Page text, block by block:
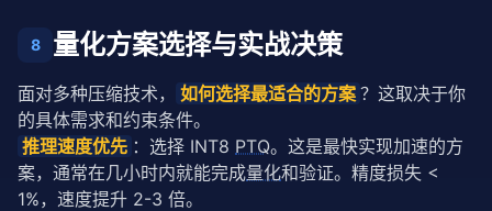
8 量化方案选择与实战决策
面对多种压缩技术， 如何选择最适合的方案 ？这取决于你
的具体需求和约束条件。
推理速度优先 ：选择 INT8 PTQ。这是最快实现加速的方
案，通常在几小时内就能完成量化和验证。精度损失 <
1%，速度提升 2-3 倍。